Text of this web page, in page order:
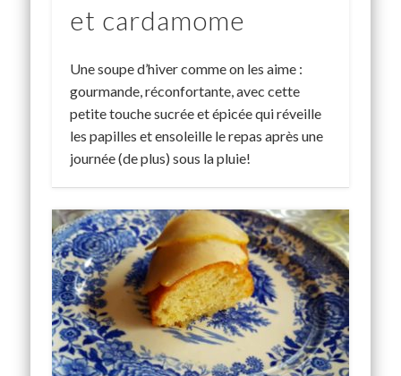
et cardamome
Une soupe d’hiver comme on les aime :
gourmande, réconfortante, avec cette
petite touche sucrée et épicée qui réveille
les papilles et ensoleille le repas après une
journée (de plus) sous la pluie!